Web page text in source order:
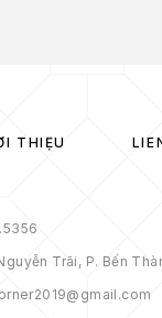
THIỆU
Trãi, P. Bến